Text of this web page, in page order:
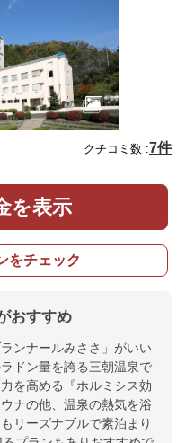
クチコミ数 :7件
を表示
をチェック
おすすめ
ンナールみささ」がいい
ドン量を誇る三朝温泉で
を高める『ホルミシス効
ナの他、温泉の熱気を浴
リーズナブルで素泊まり